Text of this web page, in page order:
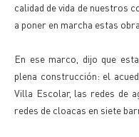
calidad de vida de nuestros
a poner en marcha estas
En ese marco, dijo que
plena construcción: el
Villa Escolar, las redes de
redes de cloacas en siete